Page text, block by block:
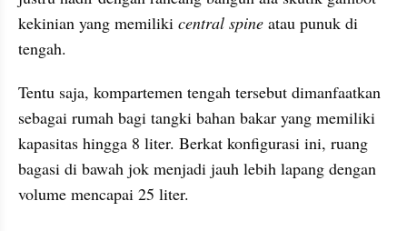
kekinian yang memiliki central spine atau punuk di
tengah.
Tentu saja, kompartemen tengah tersebut dimanfaatkan
sebagai rumah bagi tangki bahan bakar yang memiliki
kapasitas hingga 8 liter. Berkat konfigurasi ini, ruang
bagasi di bawah jok menjadi jauh lebih lapang dengan
volume mencapai 25 liter.